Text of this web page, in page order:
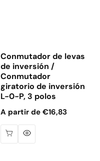
Conmutador de levas
de inversión /
Conmutador
giratorio de inversión
L-0-P, 3 polos
Precio
habitual
A partir de €16,83